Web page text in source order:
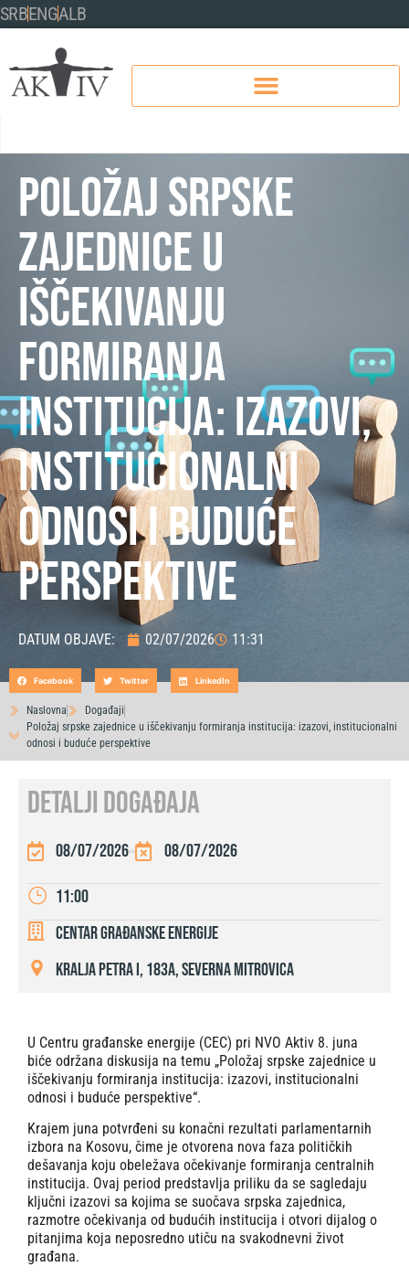
SRBENGALB
Položaj srpske
zajednice u
iščekivanju
formiranja
institucija: izazovi,
institucionalni
odnosi i buduće
perspektive
DATUM OBJAVE: 02/07/2026 11:31
Naslovna
Događaji
Položaj srpske zajednice u iščekivanju formiranja institucija: izazovi, institucionalni
odnosi i buduće perspektive
Facebook Twitter LinkedIn
DETALJI DOGAĐAJA
08/07/2026 08/07/2026
11:00
Centar građanske energije
Kralja Petra I, 183a, Severna Mitrovica
U Centru građanske energije (CEC) pri NVO Aktiv 8. juna
biće održana diskusija na temu „Položaj srpske zajednice u
iščekivanju formiranja institucija: izazovi, institucionalni
odnosi i buduće perspektive“.
Krajem juna potvrđeni su konačni rezultati parlamentarnih
izbora na Kosovu, čime je otvorena nova faza političkih
dešavanja koju obeležava očekivanje formiranja centralnih
institucija. Ovaj period predstavlja priliku da se sagledaju
ključni izazovi sa kojima se suočava srpska zajednica,
razmotre očekivanja od budućih institucija i otvori dijalog o
pitanjima koja neposredno utiču na svakodnevni život
građana.